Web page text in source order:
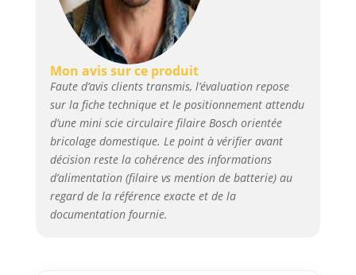
Mon avis sur ce produit
Faute d’avis clients transmis, l’évaluation repose
sur la fiche technique et le positionnement attendu
d’une mini scie circulaire filaire Bosch orientée
bricolage domestique. Le point à vérifier avant
décision reste la cohérence des informations
d’alimentation (filaire vs mention de batterie) au
regard de la référence exacte et de la
documentation fournie.